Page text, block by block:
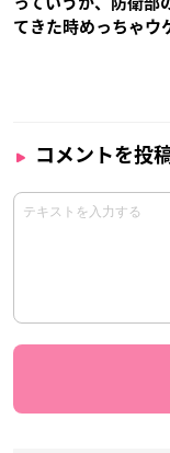
てきた時めっちゃウ
コメントを投